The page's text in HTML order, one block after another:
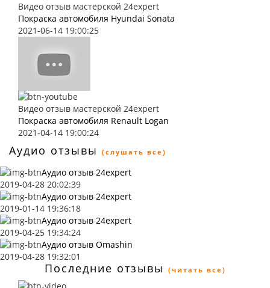
Видео отзыв мастерской 24expert
Покраска автомобиля Hyundai Sonata
2021-06-14 19:00:25
Видео отзыв мастерской 24expert
Покраска автомобиля Renault Logan
2021-04-14 19:00:24
Аудио отзывы (слушать все)
Аудио отзыв 24expert
2019-04-28 20:02:39
Аудио отзыв 24expert
2019-01-14 19:36:18
Аудио отзыв 24expert
2019-04-25 19:34:24
Аудио отзыв Omashin
2019-04-28 19:32:01
Последние отзывы (читать все)